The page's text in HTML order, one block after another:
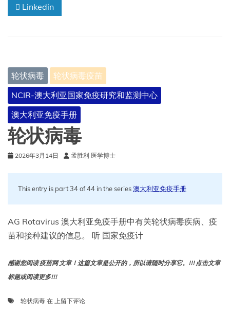
感。
Linkedin
轮状病毒
轮状病毒疫苗
NCIR-澳大利亚国家免疫研究和监测中心
澳大利亚免疫手册
轮状病毒
2026年3月14日 孟胜利 医学博士
This entry is part 34 of 44 in the series澳大利亚免疫手册
AG Rotavirus 澳大利亚免疫手册中有关轮状病毒疾病、疫
苗和接种建议的信息。 听 国家免疫计
感谢您阅读 疫苗网 文章！这篇文章是公开的，所以请随时分享它。!!! 点击文章
标题或阅读更多!!!
轮状病毒 在 轮
上留下评论